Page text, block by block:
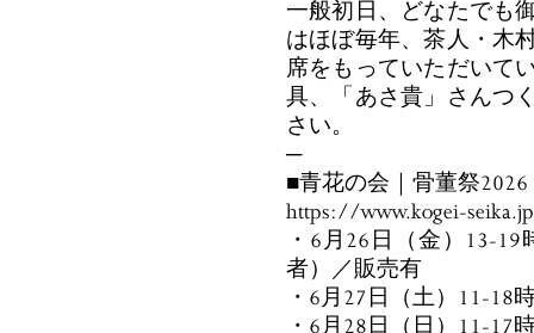
一般初日、どなたでも
はほぼ毎年、茶人・木
席をもっていただいて
具、「あさ貴」さんつ
さい。
─
■青花の会｜骨董祭2026
https://www.kogei-
・6月26日（金）13-
者）／販売有
・6月27日（土）11-18
・6月28日（日）11-17